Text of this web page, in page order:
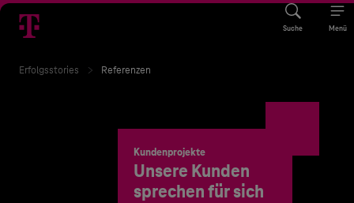
Suche Menü
Erfolgsstories Referenzen
Kundenprojekte
Unsere Kunden
sprechen für sich